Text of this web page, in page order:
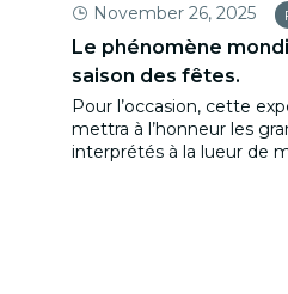
November 26, 2025
Le phénomène
saison des fêtes.
Pour l’occasion, cette
mettra à l’honneur les
interprétés à la lueur de